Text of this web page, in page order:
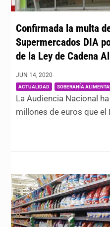
Confirmada la multa
Supermercados DIA
de la Ley de Cadena
JUN 14, 2020
ACTUALIDAD SOBERANÍA
La Audiencia Nacional
millones de euros que el